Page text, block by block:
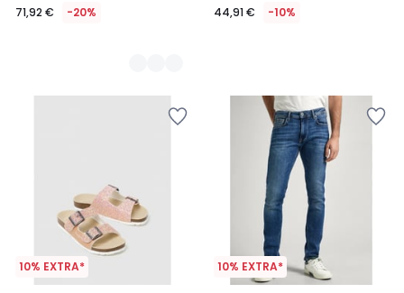
71,92 € -20% 44,91 € -10%
10% EXTRA* 10% EXTRA*